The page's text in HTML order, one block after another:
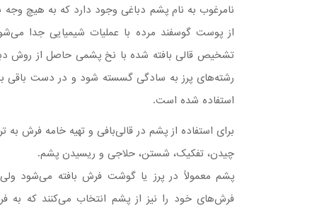
نامرغوب به نام پشم دباغی وجود دارد که به هیچ
از پوست گوسفند مرده با عملیات شیمیایی جدا
تشخیص قالی بافته شده با نخ پشمی حاصل از روش
رشته‌های پرز به سادگی گسسته شود و در دست باقی
استفاده شده است.
برای استفاده از پشم در قالی‌بافی و تهیه خامه فرش
چیدن، تفکیک، شستن، حلاجی و ریسیدن پشم.
پشم معمولاً در پرز یا گوشت فرش بافته می‌شود ولی
فرش‌های خود را نیز از پشم انتخاب می‌كنند که به